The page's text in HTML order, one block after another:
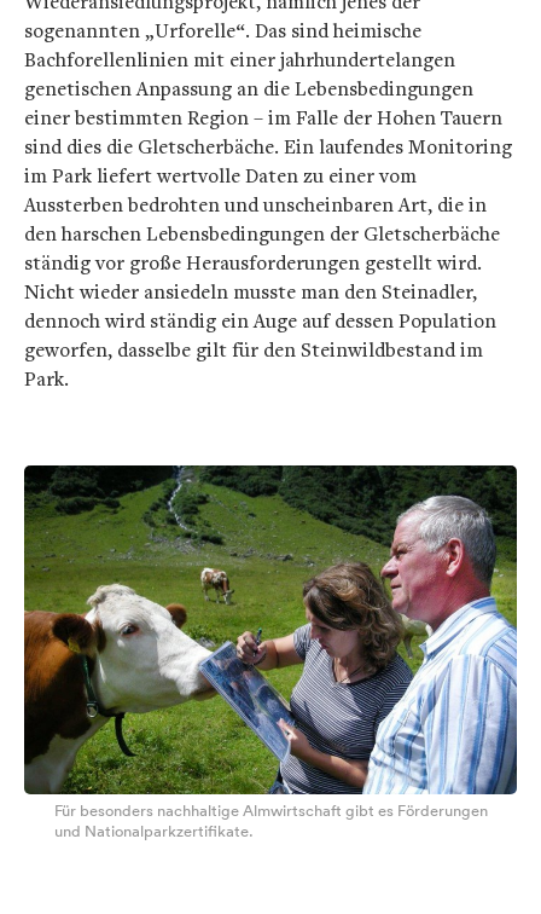
sogenannten „Urforelle“. Das sind heimische
Bachforellenlinien mit einer jahrhundertelangen
genetischen Anpassung an die Lebensbedingungen
einer bestimmten Region – im Falle der Hohen Tauern
sind dies die Gletscherbäche. Ein laufendes Monitoring
im Park liefert wertvolle Daten zu einer vom
Aussterben bedrohten und unscheinbaren Art, die in
den harschen Lebensbedingungen der Gletscherbäche
ständig vor große Herausforderungen gestellt wird.
Nicht wieder ansiedeln musste man den Steinadler,
dennoch wird ständig ein Auge auf dessen Population
geworfen, dasselbe gilt für den Steinwildbestand im
Park.
Für besonders nachhaltige Almwirtschaft gibt es Förderungen
und Nationalparkzertifikate.